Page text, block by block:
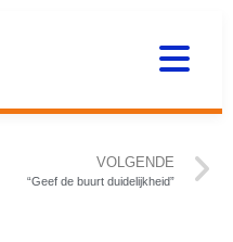
VOLGENDE
“Geef de buurt duidelijkheid”